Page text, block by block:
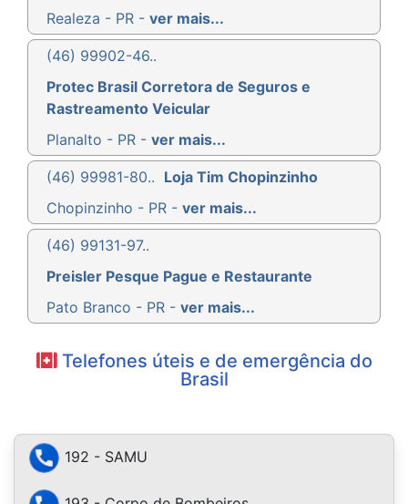
Realeza - PR - ver mais...
(46) 99902-46..
Protec Brasil Corretora de Seguros e
Rastreamento Veicular
Planalto - PR - ver mais...
(46) 99981-80.. Loja Tim Chopinzinho
Chopinzinho - PR - ver mais...
(46) 99131-97..
Preisler Pesque Pague e Restaurante
Pato Branco - PR - ver mais...
Telefones úteis e de emergência do
Brasil
192 - SAMU